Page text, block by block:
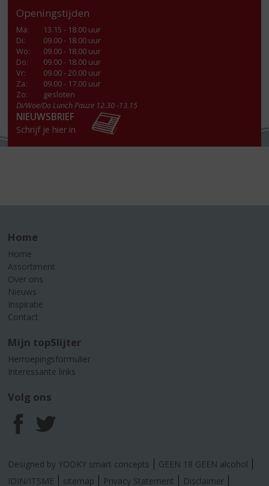
Openingstijden
Ma:
13.15 - 18.00 uur
Di:
09.00 - 18.00 uur
Wo:
09.00 - 18.00 uur
Do:
09.00 - 18.00 uur
Vr:
09.00 - 20.00 uur
Za:
09.00 - 17.00 uur
Zo:
gesloten
Di/Woe/Do Lunch Pauze 12.30 -13.15
NIEUWSBRIEF
Schrijf je hier in
Home
Home
Assortiment
Over ons
Nieuws
Inspiratie
Contact
Mijn topSlijter
Herroepingsformulier
Interessante links
Volg ons
F
a
T
w
Designed by YOOKY smart concepts
GEEN 18 GEEN alcohol
IDIN/ITSME
sitemap Privacy Statement Disclaimer